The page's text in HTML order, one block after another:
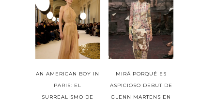
AN AMERICAN BOY IN
PARIS: EL
SURREALISMO DE
MIRÁ PORQUÉ ES
ASPICIOSO DEBUT DE
GLENN MARTENS EN